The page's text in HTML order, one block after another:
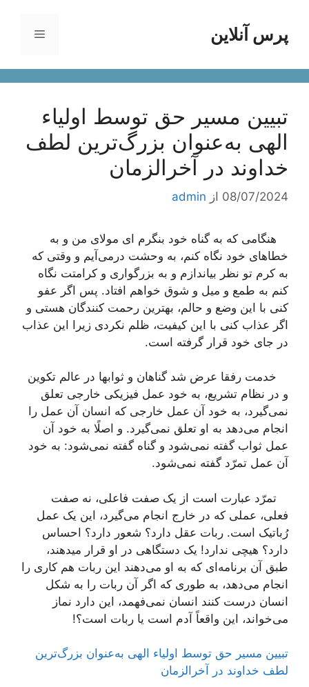
محتواپرس آنلاین فهرست
تبیین مسیر حق توسط اولیاء
الهی به‌عنوان بزرگ‌ترین لطف
خداوند در آخرالزمان
08/07/2024 از admin
هنگامی که به گناه خود بنگرم ای مولای من و به
خطاهای خود نگاه کنم، به وحشت درمی‌آیم و وقتی که
به کرم تو نظر بیاندازم و به بزرگواری و کرامتت نگاه
کنم به طمع و میل و شوق خواهم افتاد. پس اگر عفو
کنی با این وضع و حالم، بهترین رحمت کنندگان هستی و
اگر عذاب کنی با این کیفیت، ظلم نکردی زیرا این عذاب
در جای خود قرار گرفته است.
خدمت رفقا عرض شد گناهان و ثوابها در عالم تکوین
و در نظام تشریع، به خود عمل فیزیکی خارجی تعلق
نمی‌گیرد، به خود آن عمل خارجی که انسان آن عمل را
انجام می‌دهد به او تعلق نمی‌گیرد. و اصلًا به خود آن
عمل ثواب گفته نمی‌شود و گناه گفته نمی‌شود: به خود
آن عمل تمرّد گفته نمی‌شود.
تمرّد عبارت است از یک صفت فاعلی، نه صفت
فعلی، عملی که در خارج انجام می‌گیرد، این یک عمل
رُباتیک است. ربات عقل دارد؟ شعور دارد؟ احساس
دارد؟ هیچی ندارد! یک دستگاهی در او قرار میدهند،
طبق آن برنامه‌ای که به او می‌دهند این ربات هم کاری را
انجام می‌دهد، به طوری که اگر آن ربات را به شکل
انسان درست کنند انسان نمی‌فهمد، این دارد نماز
می‌خواند، این واقعاً آدم است یا ربات است؟!
تبیین مسیر حق توسط اولیاء الهی به‌عنوان بزرگ‌ترین
لطف خداوند در آخرالزمان